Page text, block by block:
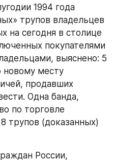
1994 года
трупов владельцев
на сегодня в столице
покупателями
выяснено: 5
новому месту
продавших
Одна банда,
по торговле
трупов (доказанных)
России,